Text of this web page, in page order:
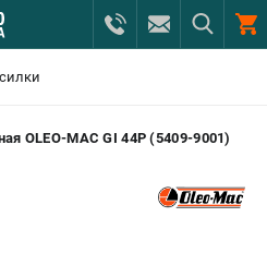
OLEO-MAC GI 44P (5409-9001)